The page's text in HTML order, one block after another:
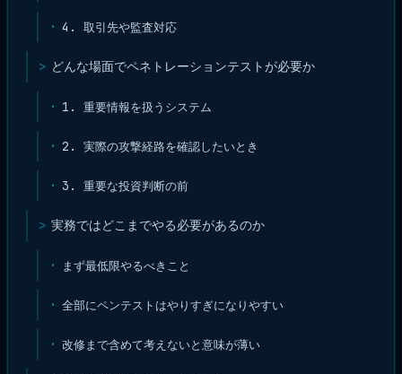
4. 取引先や監査対応
どんな場面でペネトレーションテストが必要か
1. 重要情報を扱うシステム
2. 実際の攻撃経路を確認したいとき
3. 重要な投資判断の前
実務ではどこまでやる必要があるのか
まず最低限やるべきこと
全部にペンテストはやりすぎになりやすい
改修まで含めて考えないと意味が薄い